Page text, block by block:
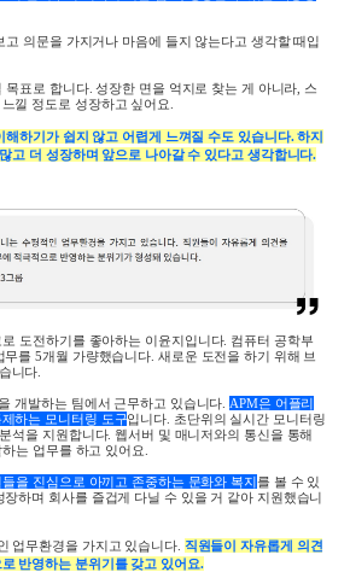
고 의문을 가지거나 마음에 들지 않는다고 생각할 때입
목표로 합니다.성장한 면을 억지로 찾는 게 아니라, 스
낄 정도로 성장하고 싶어요
해하기가 쉽지 않고 어렵게 느껴질 수도 있습니다. 하지
고 더 성장하며 앞으로 나아갈 수 있다고 생각합니다.
도전하기를 좋아하는 이윤지입니다. 컴퓨터 공학부
무를 5개월 가량했습니다. 새로운 도전을 하기 위해 브
니다
개발하는 팀에서 근무하고 있습니다 APM은 어플리
하는 모니터링 도구입니다 초단위의 실시간 모니터링
석을 지원합니다. 웹서버 및 매니저와의 통신을 통해
는 업무를 하고 있어요
들을 진심으로 아끼고 존중하는 문화와 복지를 볼 수 있
장하며 회사를 즐겁게 다닐 수 있을 거 같아 지원했습니
업무환경을 가지고 있습니다. 직원들이 자유롭게 의견
반영하는 분위기를 갖고 있어요.